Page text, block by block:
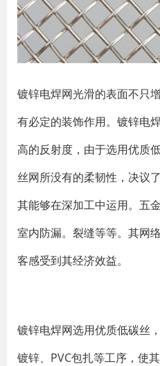
镀锌电焊网光滑的表面不只
有必定的装饰作用。镀锌电
高的反射度，由于选用优质
丝网所没有的柔韧性，决议
其能够在深加工中运用。五
室内防漏。裂缝等等。其网
客感受到其经济效益。
镀锌电焊网选用优质低碳丝
镀锌、PVC包扎等工序，使